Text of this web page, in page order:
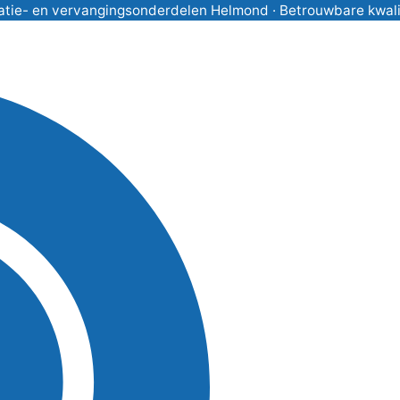
en vervangingsonderdelen Helmond · Betrouwbare